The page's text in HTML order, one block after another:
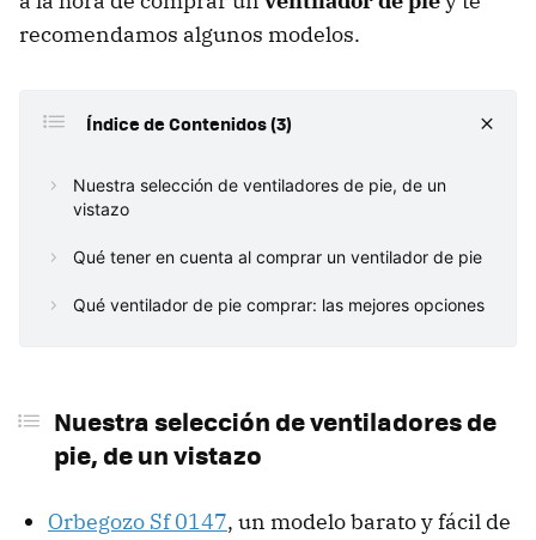
recomendamos algunos modelos.
Índice de Contenidos (3)
Nuestra selección de ventiladores de pie, de un
vistazo
Qué tener en cuenta al comprar un ventilador de pie
Qué ventilador de pie comprar: las mejores opciones
Nuestra selección de ventiladores de
pie, de un vistazo
Orbegozo Sf 0147, un modelo barato y fácil de